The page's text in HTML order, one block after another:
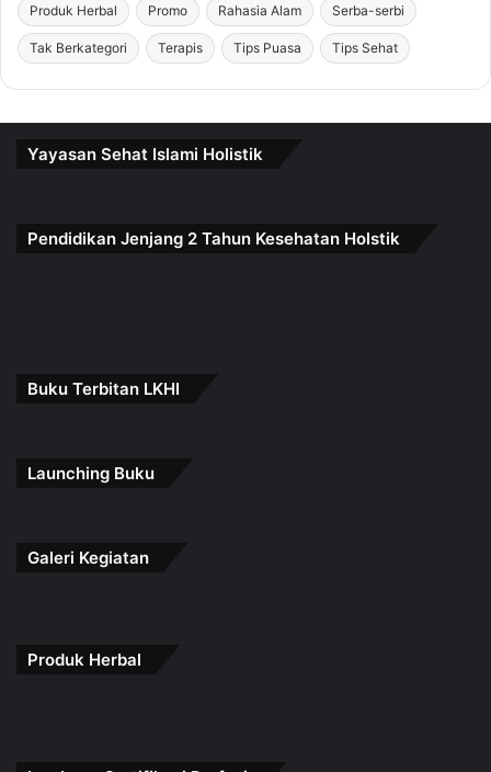
Produk Herbal Promo Rahasia Alam Serba-serbi
Tak Berkategori Terapis Tips Puasa Tips Sehat
Yayasan Sehat Islami Holistik
Pendidikan Jenjang 2 Tahun Kesehatan Holstik
Buku Terbitan LKHI
Launching Buku
Galeri Kegiatan
Produk Herbal